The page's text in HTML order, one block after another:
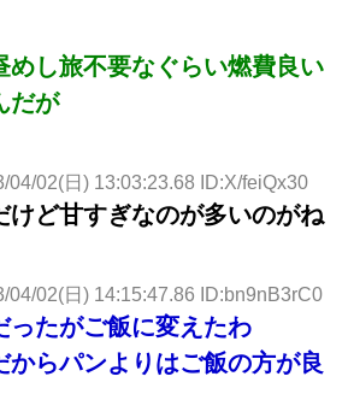
めし旅不要なぐらい燃費良い
だが
04/02(日) 13:03:23.68 ID:X/feiQx30
けど甘すぎなのが多いのがね
04/02(日) 14:15:47.86 ID:bn9nB3rC0
ったがご飯に変えたわ
からパンよりはご飯の方が良